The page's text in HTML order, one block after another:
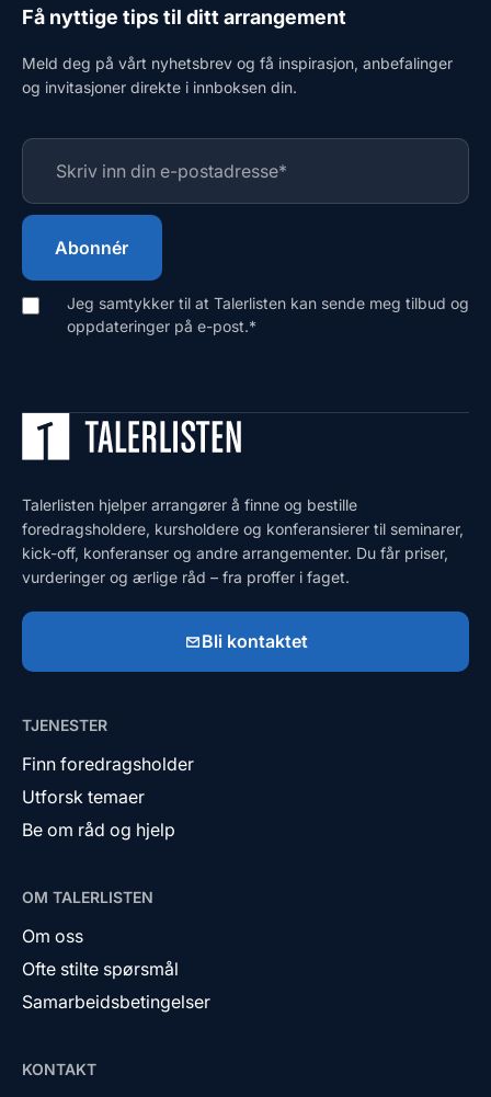
Få nyttige tips til ditt arrangement
Meld deg på vårt nyhetsbrev og få inspirasjon, anbefalinger
og invitasjoner direkte i innboksen din.
Jeg samtykker til at Talerlisten kan sende meg tilbud og
oppdateringer på e-post.*
Talerlisten hjelper arrangører å finne og bestille
foredragsholdere, kursholdere og konferansierer til seminarer,
kick-off, konferanser og andre arrangementer. Du får priser,
vurderinger og ærlige råd – fra proffer i faget.
Bli kontaktet
TJENESTER
Finn foredragsholder
Utforsk temaer
Be om råd og hjelp
OM TALERLISTEN
Om oss
Ofte stilte spørsmål
Samarbeidsbetingelser
KONTAKT